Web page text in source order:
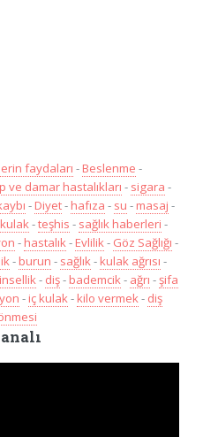
faydaları -Beslenme -
ve damar hastalıkları - sigara -
-Diyet-hafıza - su -masaj -
kulak-teşhis - sağlık haberleri -
-hastalık-Evlilik- Göz Sağlığı -
-burun - sağlık-kulak ağrısı -
- diş-bademcik- ağrı -şifa
-iç kulak-kilo vermek- diş